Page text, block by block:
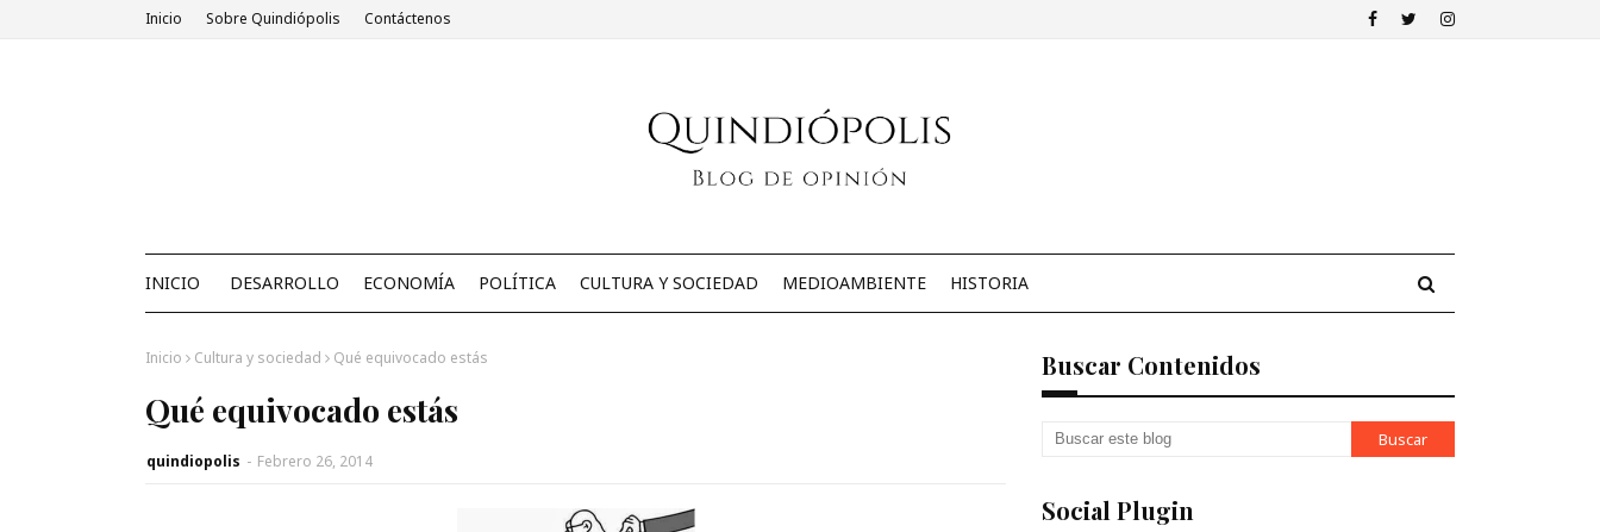
Inicio Sobre Quindiópolis Contáctenos
INICIO DESARROLLO ECONOMÍA POLÍTICA CULTURA Y SOCIEDAD MEDIOAMBIENTE HISTORIA
Inicio Cultura y sociedad Qué equivocado estás
Qué equivocado estás
quindiopolis - Febrero 26, 2014
Buscar Contenidos
Social Plugin